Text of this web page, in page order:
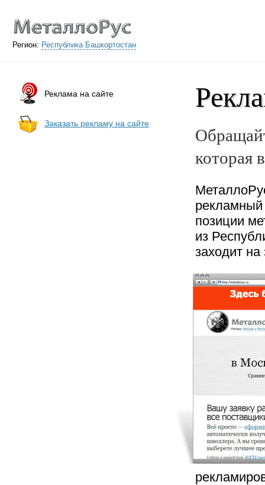
Регион: Республика Башкортостан
Реклама на сайте
Заказать рекламу на сайте
которая
рекламный
позиции
из
заходит на